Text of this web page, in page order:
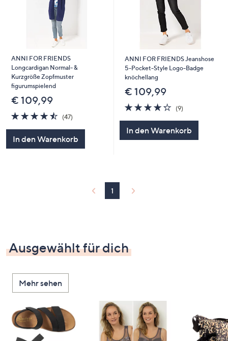
ANNI FOR FRIENDS
Longcardigan Normal- &
Kurzgröße Zopfmuster
figurumspielend
€ 109,99
4.5
von
(47)47
In den Warenkorb
ANNI FOR FRIENDS Jeanshose
5-Pocket-Style Logo-Badge
knöchellang
€ 109,99
4.2
von
(9)9
In den Warenkorb
1
Ausgewählt für dich
Mehr sehen